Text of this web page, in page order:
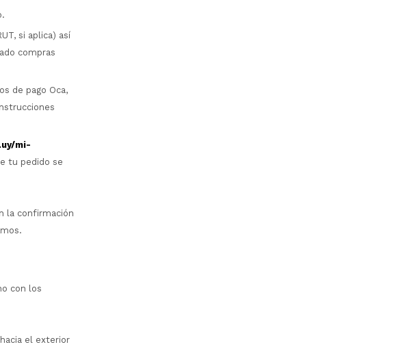
si aplica) así
compras
de pago Oca,
mi-
tu pedido se
la confirmación
con los
el exterior